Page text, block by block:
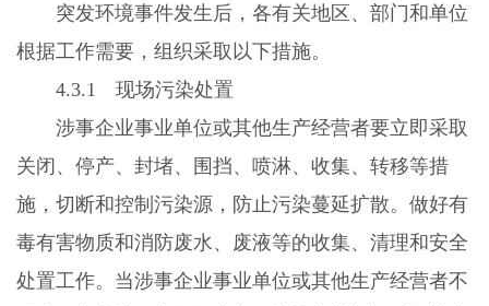
突发环境事件发生后，各有关地区、部门和单位
根据工作需要，组织采取以下措施。
4.3.1
现场污染处置
涉事企业事业单位或其他生产经营者要立即采取
关闭、停产、封堵、围挡、喷淋、收集、转移等措
施，切断和控制污染源，防止污染蔓延扩散。做好有
毒有害物质和消防废水、废液等的收集、清理和安全
处置工作。当涉事企业事业单位或其他生产经营者不